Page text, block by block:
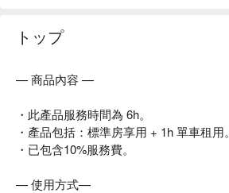
トップ
— 商品內容 —
・此產品服務時間為 6h。
・產品包括：標準房享用 + 1h 單車租用。
・已包含10%服務費。
— 使用方式—